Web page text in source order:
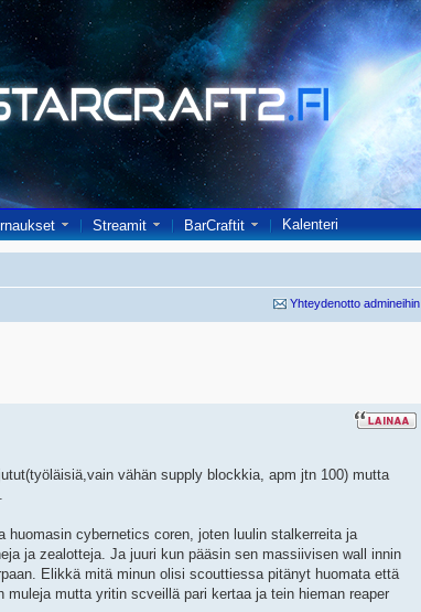
Streamit BarCraftit Kalenteri
Yhteydenotto admineihin
vähän supply blockkia, apm jtn 100) mutta
cybernetics coren, joten luulin stalkerreita ja
ja zealotteja. Ja juuri kun pääsin sen massiivisen wall innin
Elikkä mitä minun olisi scouttiessa pitänyt huomata että
mutta yritin scveillä pari kertaa ja tein hieman reaper